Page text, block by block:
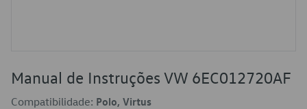
Manual de Instruções VW 6EC012720AF
Compatibilidade: Polo, Virtus